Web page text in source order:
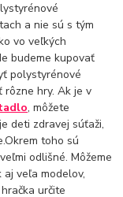
a nie sú s tým
vo veľkých
budeme kupovať
polystyrénové
rôzne hry. Ak je v
, môžete
deti zdravej súťaži,
toho sú
odlišné. Môžeme
veľa modelov,
určite